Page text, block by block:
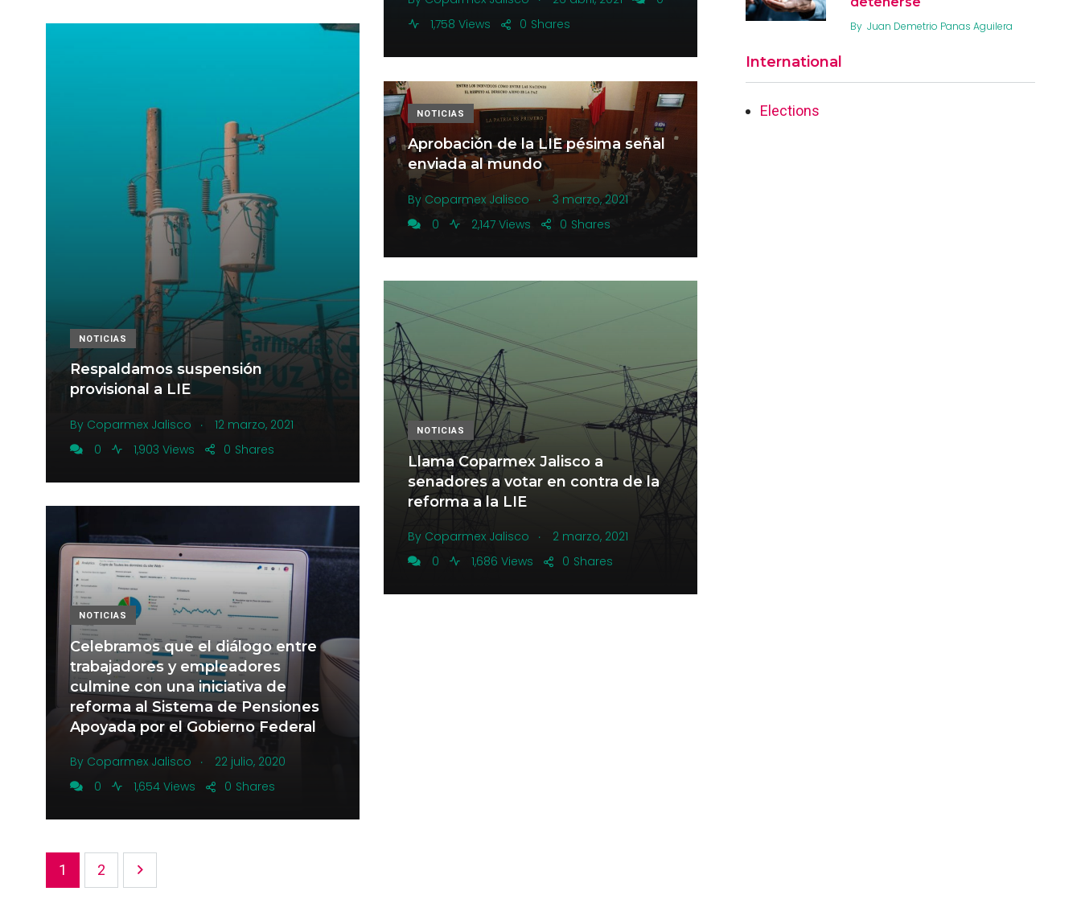
1,758 Views
Shares
0
NOTICIAS
Respaldamos suspensión
provisional a LIE
By Coparmex Jalisco .
12 marzo, 2021
0
1,903 Views Shares
0
NOTICIAS
Aprobación de la LIE pésima señal
enviada al mundo
By Coparmex Jalisco .
3 marzo, 2021
0
2,147 Views Shares
0
NOTICIAS
Llama Coparmex Jalisco a
senadores a votar en contra de la
reforma a la LIE
By Coparmex Jalisco .
2 marzo, 2021
0
1,686 Views Shares
0
NOTICIAS
Celebramos que el diálogo entre
trabajadores y empleadores
culmine con una iniciativa de
reforma al Sistema de Pensiones
Apoyada por el Gobierno Federal
By Coparmex Jalisco .
22 julio, 2020
0
1,654 Views Shares
0
1 2
By Juan Demetrio Panas Aguilera
International
Elections